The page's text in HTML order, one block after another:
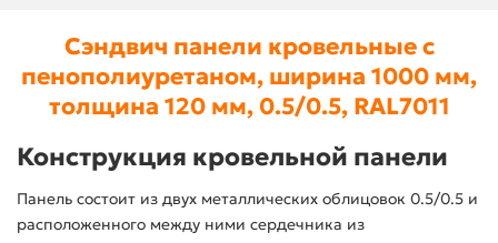
Сэндвич панели кровельные с
пенополиуретаном, ширина 1000 мм,
толщина 120 мм, 0.5/0.5, RAL7011
Конструкция кровельной панели
Панель состоит из двух металлических облицовок 0.5/0.5 и
расположенного между ними сердечника из